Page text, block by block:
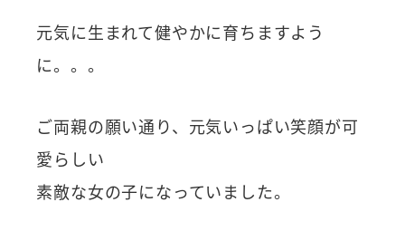
元気に生まれて健やかに育ちますよう
に。。。
ご両親の願い通り、元気いっぱい笑顔が可
愛らしい
素敵な女の子になっていました。